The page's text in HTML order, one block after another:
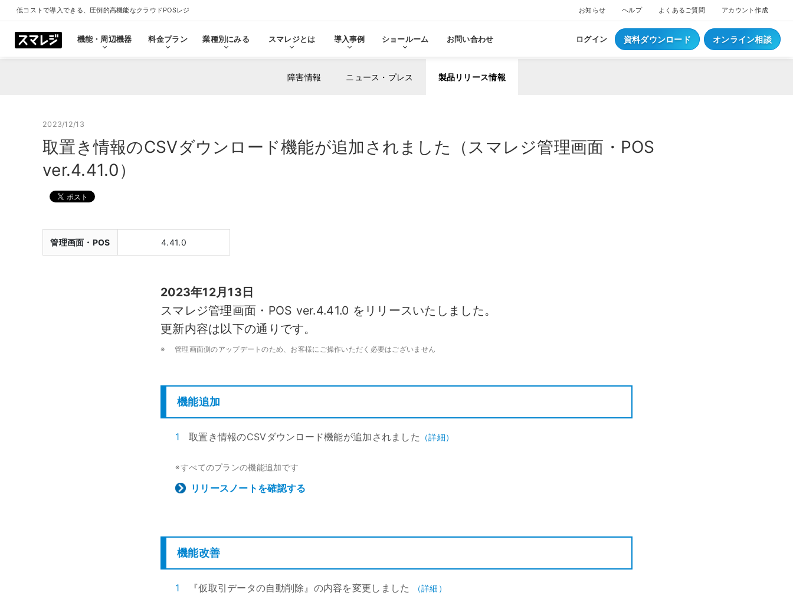
低コストで導入できる、圧倒的高機能なクラウドPOSレジ お知らせ ヘルプ よくあるご質問 アカウント作成
機能・周辺機器
機能・周辺機器
基本のレジ機能
セルフレジ・セミセルフレジ
オーダー機能
拡張機能・
スマレジAPI
サポート機能
トレーニングモード
本部管理
受注管理
イベントカレンダー
料金プラン
料金プラン
リテールビジネス
その他サービス
業種別にみる
業種別にみる
NEW
イベント・催事で使う 官公庁・地方自治体で使う
スマレジとは
スマレジとは
安心・安全のサービス保証 アフターサポート
導入について
導入事例
導入事例
イベント・催事
百貨店・ショッピングモー
ル
ショールーム
ショールーム
福岡ショールーム
お問い合わせ ログイン 資料ダウンロード オンライン相談
障害情報 ニュース・プレス 製品リリース情報
2023/12/13
取置き情報のCSVダウンロード機能が追加されました（スマレジ管理画面・POS
ver.4.41.0）
管理画面・POS 4.41.0
2023年12月13日
スマレジ管理画面・POS ver.4.41.0 をリリースいたしました。
更新内容は以下の通りです。
※ 管理画面側のアップデートのため、お客様にご操作いただく必要はございません
機能追加
1 取置き情報のCSVダウンロード機能が追加されました （詳細）
※すべてのプランの機能追加です
リリースノートを確認する
機能改善
1 『仮取引データの自動削除』の内容を変更しました （詳細）